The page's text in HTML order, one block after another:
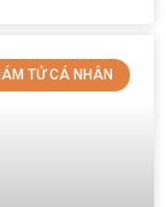
TỬ CÁ NHÂN